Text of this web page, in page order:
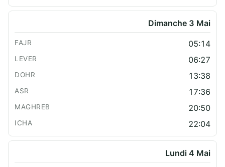
Dimanche 3 Mai
05:14
06:27
13:38
17:36
20:50
22:04
Lundi 4 Mai